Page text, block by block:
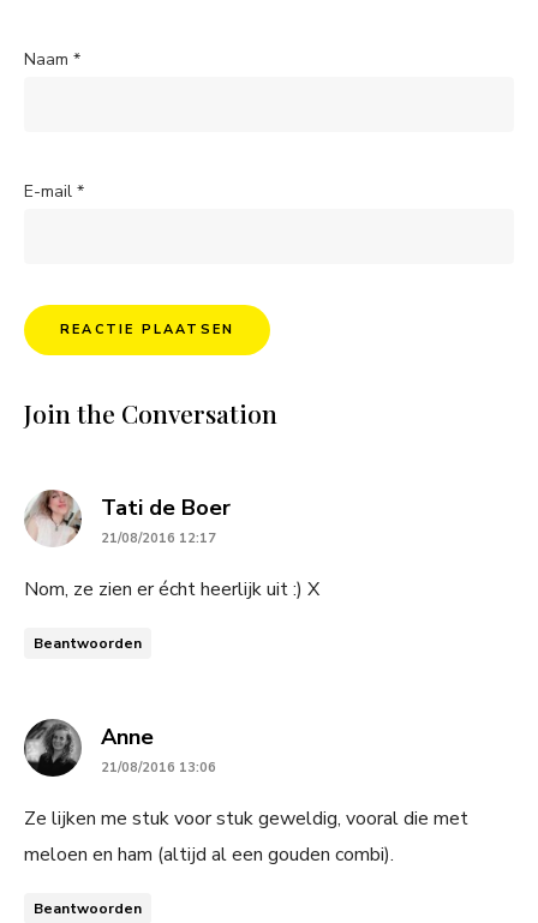
Naam *
E-mail *
Join the Conversation
Tati de Boersays:
21/08/2016 12:17
Nom, ze zien er écht heerlijk uit :) X
Beantwoorden
Annesays:
21/08/2016 13:06
Ze lijken me stuk voor stuk geweldig, vooral die met
meloen en ham (altijd al een gouden combi).
Beantwoorden